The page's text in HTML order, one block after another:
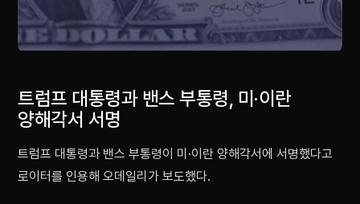
트럼프 대통령과 밴스 부통령, 미·이란
양해각서 서명
트럼프 대통령과 밴스 부통령이 미·이란 양해각서에 서명했다고
로이터를 인용해 오데일리가 보도했다.